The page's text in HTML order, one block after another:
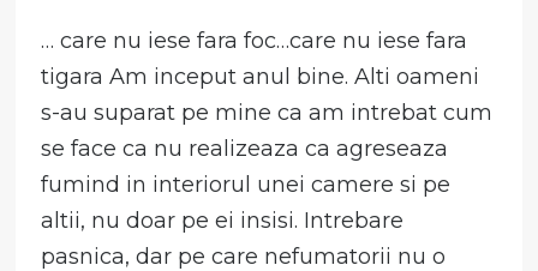
… care nu iese fara foc…care nu iese fara
tigara Am inceput anul bine. Alti oameni
s-au suparat pe mine ca am intrebat cum
se face ca nu realizeaza ca agreseaza
fumind in interiorul unei camere si pe
altii, nu doar pe ei insisi. Intrebare
pasnica, dar pe care nefumatorii nu o